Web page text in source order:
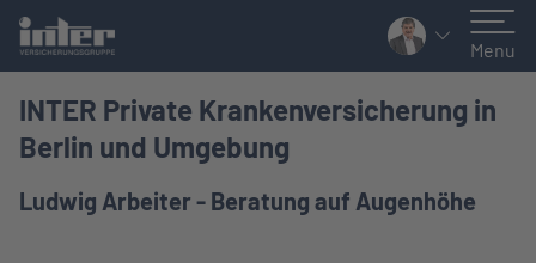
Menu
INTER Private Krankenversicherung in
Berlin und Umgebung
Ludwig Arbeiter - Beratung auf Augenhöhe